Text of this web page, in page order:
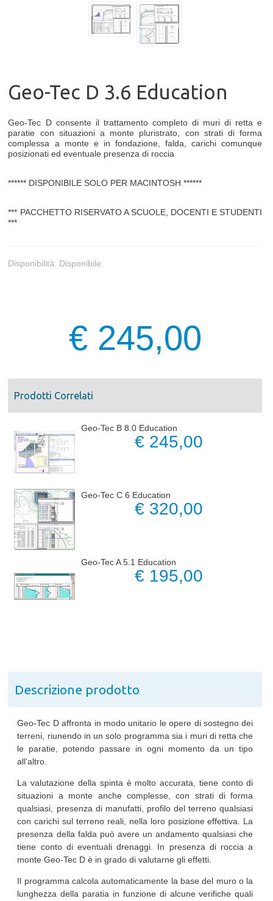
Geo-Tec D 3.6 Education
Geo-Tec D consente il trattamento completo di muri di retta e
paratie con situazioni a monte pluristrato, con strati di forma
complessa a monte e in fondazione, falda, carichi comunque
posizionati ed eventuale presenza di roccia
****** DISPONIBILE SOLO PER MACINTOSH ******
*** PACCHETTO RISERVATO A SCUOLE, DOCENTI E STUDENTI
***
Disponibilità: Disponibile
€ 245,00
Prodotti Correlati
Geo-Tec B 8.0 Education
€ 245,00
Geo-Tec C 6 Education
€ 320,00
Geo-Tec A 5.1 Education
€ 195,00
Descrizione prodotto
Geo-Tec D affronta in modo unitario le opere di sostegno dei
terreni, riunendo in un solo programma sia i muri di retta che
le paratie, potendo passare in ogni momento da un tipo
all’altro.
La valutazione della spinta è molto accurata, tiene conto di
situazioni a monte anche complesse, con strati di forma
qualsiasi, presenza di manufatti, profilo del terreno qualsiasi
con carichi sul terreno reali, nella loro posizione effettiva. La
presenza della falda può avere un andamento qualsiasi che
tiene conto di eventuali drenaggi. In presenza di roccia a
monte Geo-Tec D è in grado di valutarne gli effetti.
Il programma calcola automaticamente la base del muro o la
lunghezza della paratia in funzione di alcune verifiche quali